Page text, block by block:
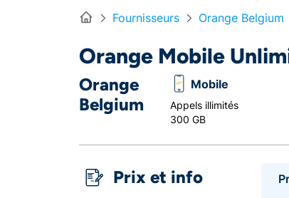
Home Fournisseurs Orange Belgium
Orange Mobile
Orange
Belgium
Mobile
Appels illimités
300 GB
Prix et info